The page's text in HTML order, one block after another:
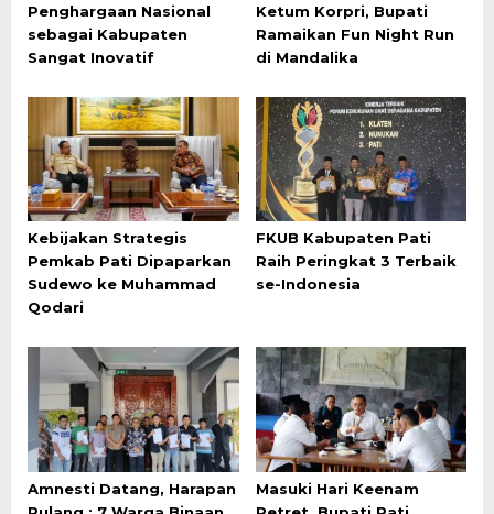
Penghargaan Nasional
sebagai Kabupaten
Sangat Inovatif
Ketum Korpri, Bupati
Ramaikan Fun Night Run
di Mandalika
Kebijakan Strategis
Pemkab Pati Dipaparkan
Sudewo ke Muhammad
Qodari
FKUB Kabupaten Pati
Raih Peringkat 3 Terbaik
se-Indonesia
Amnesti Datang, Harapan
Masuki Hari Keenam